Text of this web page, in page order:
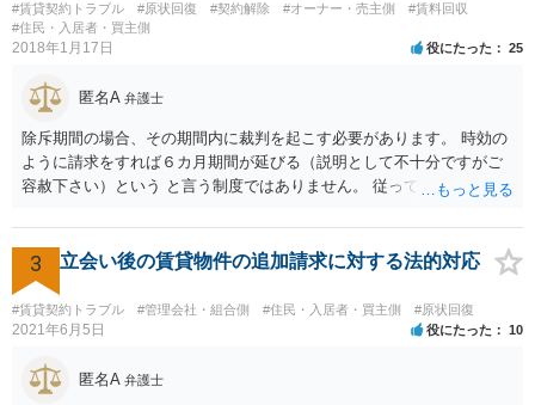
#賃貸契約トラブル #原状回復 #契約解除 #オーナー・売主側
#賃料回収
#住民・入居者・買主側
2018年1月17日 役にたった 25
匿名A 弁護士
除斥期間の場合、その期間内に裁判を起こす必要があります。 時効の
ように請求をすれば６カ月期間が延びる（説明として不十分ですがご
容赦下さい）という と言う制度ではありません。 従って、理論上は１
3 立会い後の賃貸物件の追加請求に対する法的対応
#賃貸契約トラブル #管理会社・組合側 #住民・入居者・買主側 #原状回復
2021年6月5日 役にたった 10
匿名A 弁護士